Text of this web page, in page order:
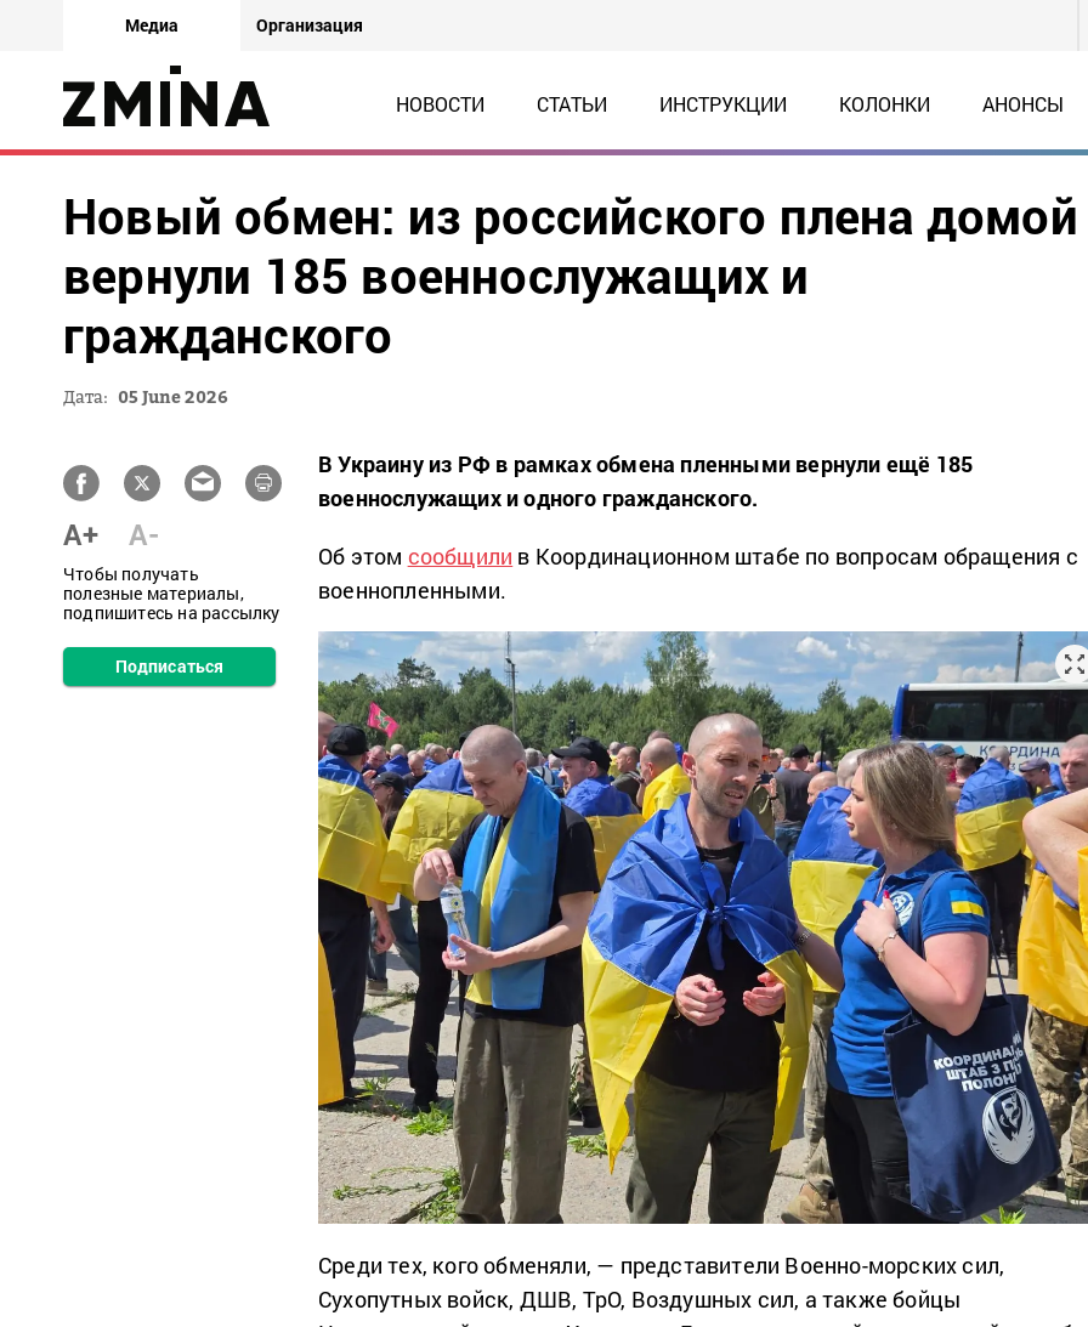
Медиа Организация
НОВОСТИ СТАТЬИ ИНСТРУКЦИИ КОЛОНКИ АНОНСЫ
Новый обмен: из российского плена домой
вернули 185 военнослужащих и
гражданского
Дата: 05 June 2026
A+ A-
Чтобы получать
полезные материалы,
подпишитесь на рассылку
Подписаться
В Украину из РФ в рамках обмена пленными вернули ещё 185
военнослужащих и одного гражданского.
Об этом сообщили в Координационном штабе по вопросам обращения с
военнопленными.
Среди тех, кого обменяли, — представители Военно-морских сил,
Сухопутных войск, ДШВ, ТрО, Воздушных сил, а также бойцы